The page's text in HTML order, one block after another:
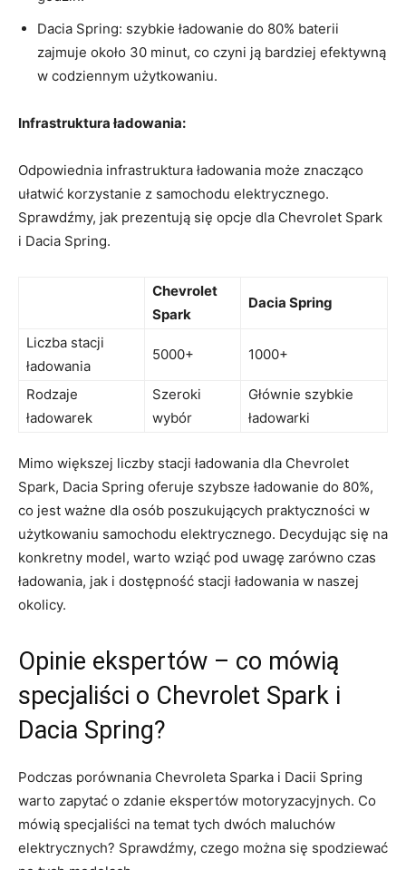
Dacia‌ Spring: ‌szybkie ładowanie do 80% baterii
zajmuje około 30 minut, co czyni ją bardziej efektywną
w codziennym ⁢użytkowaniu.
Infrastruktura⁢ ładowania:
Odpowiednia infrastruktura⁣ ładowania może znacząco
ułatwić korzystanie z ‌samochodu elektrycznego.
‍Sprawdźmy, jak prezentują się opcje dla Chevrolet Spark
i Dacia Spring.
Chevrolet
Spark
Dacia Spring
Liczba stacji
ładowania
5000+ 1000+
Rodzaje
ładowarek
Szeroki‍
wybór
Głównie szybkie
ładowarki
Mimo większej liczby stacji ładowania dla Chevrolet⁤
Spark, Dacia Spring‍ oferuje szybsze ładowanie do‍ 80%,
co jest‍ ważne dla osób poszukujących praktyczności w
użytkowaniu ⁤samochodu elektrycznego. Decydując się na
konkretny model, warto wziąć pod‌ uwagę zarówno czas
ładowania, jak i dostępność stacji ⁤ładowania ​w ‍naszej
okolicy.
Opinie​ ekspertów – co mówią
specjaliści o ⁢Chevrolet Spark ‍i
⁢Dacia Spring?
Podczas porównania Chevroleta Sparka i​ Dacii Spring
‍warto⁣ zapytać o zdanie ekspertów motoryzacyjnych. Co
mówią specjaliści ​na ⁤temat ‌tych⁣ dwóch maluchów
elektrycznych? ‍Sprawdźmy, czego można się spodziewać